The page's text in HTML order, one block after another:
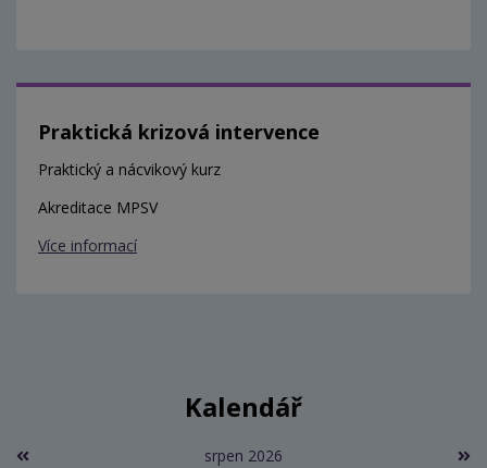
Praktická krizová intervence
Praktický a nácvikový kurz
Akreditace MPSV
Více informací
Kalendář
srpen 2026